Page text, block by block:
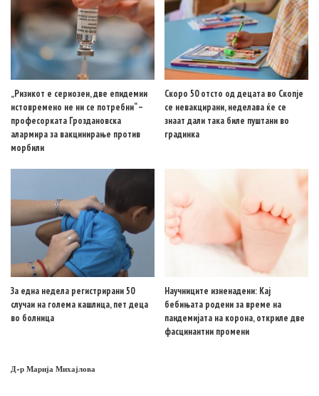
„Ризикот е сериозен, две епидемии
истовремено не ни се потребни“ –
професорката Гроздановска
алармира за вакцинирање против
морбили
Скоро 50 отсто од децата во Скопје
се невакцирани, неделава ќе се
знаат дали така биле пуштани во
градинка
За една недела регистрирани 50
случаи на голема кашлица, пет деца
во болница
Научниците изненадени: Кај
бебињата родени за време на
пандемијата на корона, откриле две
фасцинантни промени
Д-р Марија Михајлова